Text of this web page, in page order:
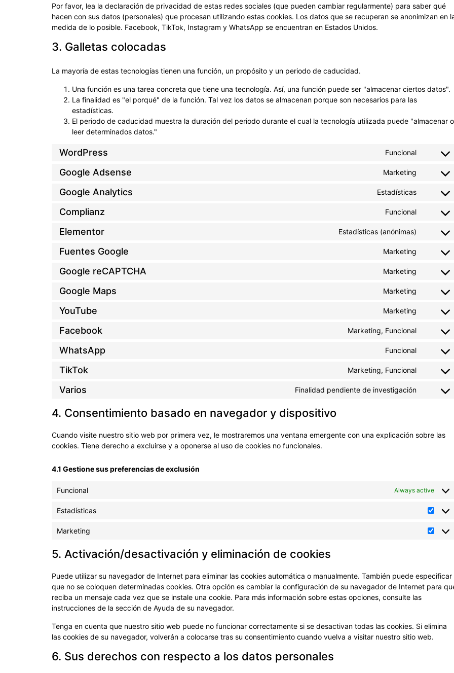
Por favor, lea la declaración de privacidad de estas redes sociales (que pueden cambiar regularmente) para saber qué
hacen con sus datos (personales) que procesan utilizando estas cookies. Los datos que se recuperan se anonimizan en
medida de lo posible. Facebook, TikTok, Instagram y WhatsApp se encuentran en Estados Unidos.
3. Galletas colocadas
La mayoría de estas tecnologías tienen una función, un propósito y un periodo de caducidad.
Una función es una tarea concreta que tiene una tecnología. Así, una función puede ser "almacenar ciertos datos".
La finalidad es "el porqué" de la función. Tal vez los datos se almacenan porque son necesarios para las
estadísticas.
El periodo de caducidad muestra la duración del periodo durante el cual la tecnología utilizada puede "almacenar o
leer determinados datos."
WordPress Funcional
Google Adsense Marketing
Google Analytics Estadísticas
Complianz Funcional
Elementor Estadísticas (anónimas)
Fuentes Google Marketing
Google reCAPTCHA Marketing
Google Maps Marketing
YouTube Marketing
Facebook Marketing, Funcional
WhatsApp Funcional
TikTok Marketing, Funcional
Varios Finalidad pendiente de investigación
4. Consentimiento basado en navegador y dispositivo
Cuando visite nuestro sitio web por primera vez, le mostraremos una ventana emergente con una explicación sobre las
cookies. Tiene derecho a excluirse y a oponerse al uso de cookies no funcionales.
4.1 Gestione sus preferencias de exclusión
Funcional Always active
Estadísticas
Marketing
5. Activación/desactivación y eliminación de cookies
Puede utilizar su navegador de Internet para eliminar las cookies automática o manualmente. También puede especificar
que no se coloquen determinadas cookies. Otra opción es cambiar la configuración de su navegador de Internet para
reciba un mensaje cada vez que se instale una cookie. Para más información sobre estas opciones, consulte las
instrucciones de la sección de Ayuda de su navegador.
Tenga en cuenta que nuestro sitio web puede no funcionar correctamente si se desactivan todas las cookies. Si elimina
las cookies de su navegador, volverán a colocarse tras su consentimiento cuando vuelva a visitar nuestro sitio web.
6. Sus derechos con respecto a los datos personales